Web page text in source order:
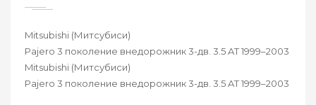
Mitsubishi (Митсубиси)
Pajero 3 поколение внедорожник 3-дв. 3.5 AT 1999–2003
Mitsubishi (Митсубиси)
Pajero 3 поколение внедорожник 3-дв. 3.5 AT 1999–2003